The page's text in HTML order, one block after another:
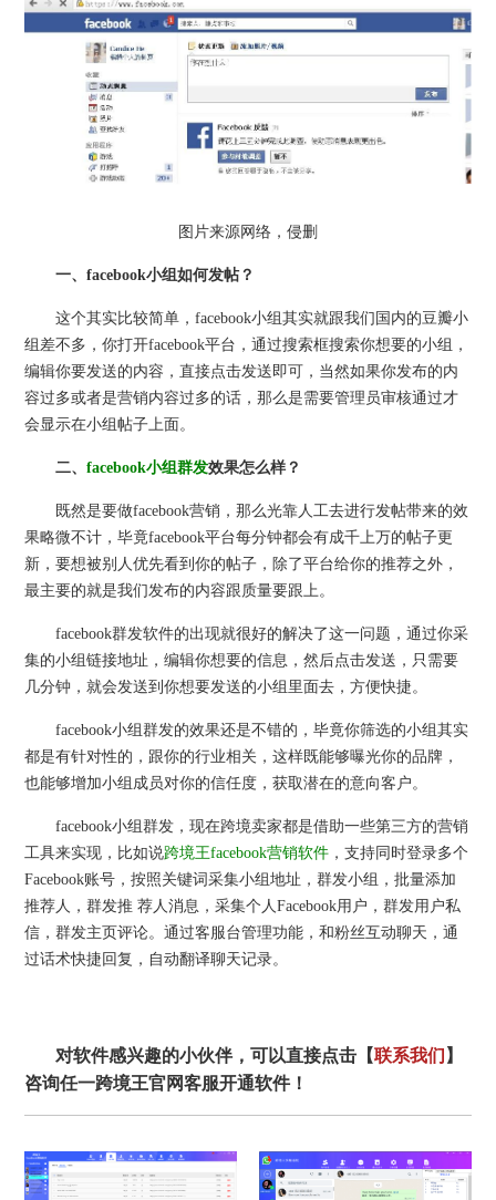
图片来源网络，侵删
一、facebook小组如何发帖？
这个其实比较简单，facebook小组其实就跟我们国内的豆瓣小
组差不多，你打开facebook平台，通过搜索框搜索你想要的小组，
编辑你要发送的内容，直接点击发送即可，当然如果你发布的内
容过多或者是营销内容过多的话，那么是需要管理员审核通过才
会显示在小组帖子上面。
二、facebook小组群发效果怎么样？
既然是要做facebook营销，那么光靠人工去进行发帖带来的效
果略微不计，毕竟facebook平台每分钟都会有成千上万的帖子更
新，要想被别人优先看到你的帖子，除了平台给你的推荐之外，
最主要的就是我们发布的内容跟质量要跟上。
facebook群发软件的出现就很好的解决了这一问题，通过你采
集的小组链接地址，编辑你想要的信息，然后点击发送，只需要
几分钟，就会发送到你想要发送的小组里面去，方便快捷。
facebook小组群发的效果还是不错的，毕竟你筛选的小组其实
都是有针对性的，跟你的行业相关，这样既能够曝光你的品牌，
也能够增加小组成员对你的信任度，获取潜在的意向客户。
facebook小组群发，现在跨境卖家都是借助一些第三方的营销
工具来实现，比如说跨境王facebook营销软件 ，支持同时登录多个
Facebook账号，按照关键词采集小组地址，群发小组，批量添加
推荐人，群发推 荐人消息，采集个人Facebook用户，群发用户私
信，群发主页评论。通过客服台管理功能，和粉丝互动聊天，通
过话术快捷回复，自动翻译聊天记录。
对软件感兴趣的小伙伴，可以直接点击【联系我们 】
咨询任一跨境王官网客服开通软件！